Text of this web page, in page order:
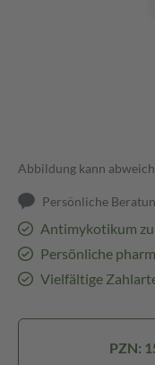
Abbildung kann
Persönliche
Antimykotikum
Persönliche
Vielfältige
PZN: